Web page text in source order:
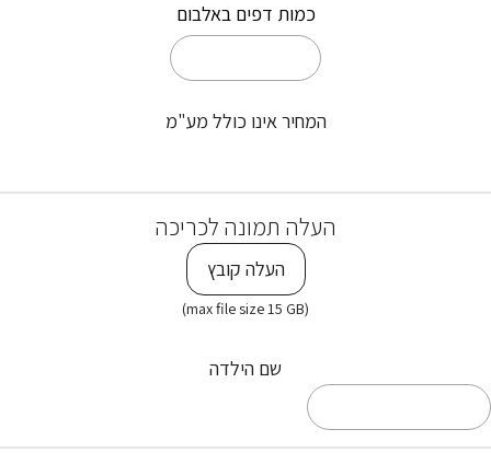
כמות דפים באלבום
המחיר אינו כולל מע"מ
העלה תמונה לכריכה
העלה קובץ
(max file size 15 GB)
שם הילדה